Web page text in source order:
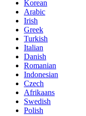
Korean
Arabic
Irish
Greek
Turkish
Italian
Danish
Romanian
Indonesian
Czech
Afrikaans
Swedish
Polish